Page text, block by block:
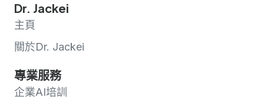
Dr. Jackei
主頁
關於Dr. Jackei
專業服務
企業AI培訓